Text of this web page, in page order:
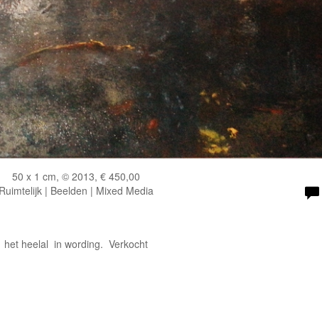
50 x 1 cm, © 2013, € 450,00
Ruimtelijk | Beelden | Mixed Media
het heelal in wording. Verkocht